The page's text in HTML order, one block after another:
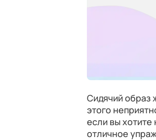
Сидячий образ
этого
если вы хотите
отличное